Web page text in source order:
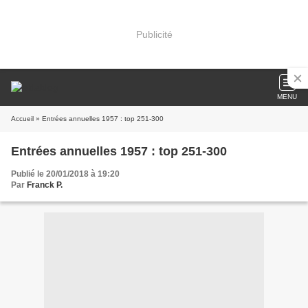
Publicité
MENU
Accueil » Entrées annuelles 1957 : top 251-300
Entrées annuelles 1957 : top 251-300
Publié le 20/01/2018 à 19:20
Par Franck P.